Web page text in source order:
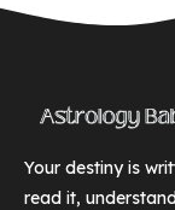
Your destiny is
read it,